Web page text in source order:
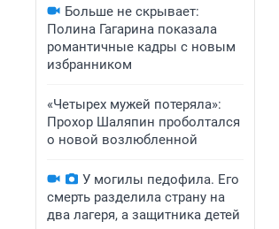
Больше не скрывает:
Полина Гагарина показала
романтичные кадры с новым
избранником
«Четырех мужей потеряла»:
Прохор Шаляпин проболтался
о новой возлюбленной
У могилы педофила. Его
смерть разделила страну на
два лагеря, а защитника детей